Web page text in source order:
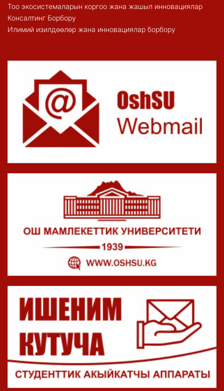
Тоо экосистемаларын коргоо жана жашыл инновациялар
Консалтинг Борбору
Илимий изилдөөлөр жана инновациялар борбору